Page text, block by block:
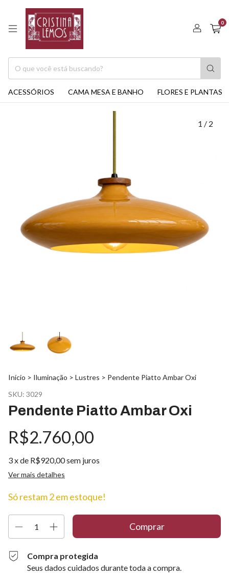
0
ACESSÓRIOS CAMA MESA E BANHO FLORES E PLANTAS
1 / 2
Início > Iluminação > Lustres > Pendente Piatto Ambar Oxi
SKU: 3029
Pendente Piatto Ambar Oxi
R$2.760,00
3x de R$920,00sem juros
Ver mais detalhes
Só restam2em estoque!
Compra protegida
Seus dados cuidados durante toda a compra.